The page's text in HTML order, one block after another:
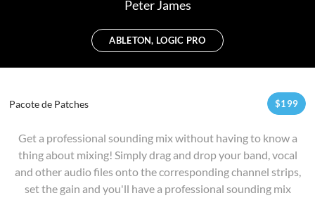
Peter James
ABLETON, LOGIC PRO
Pacote de Patches $199
Get a professional sounding mix without having to know a
thing about mixing! Simply drag and drop your band, vocal
and other audio files onto the corresponding channel strips,
set the gain and you'll have a professional sounding mix